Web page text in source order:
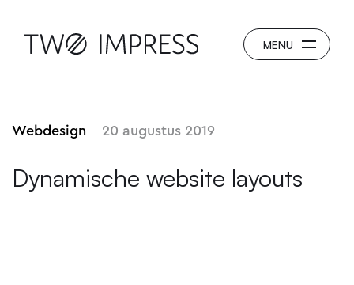
Webdesign 20 augustus 2019
Dynamische website layouts